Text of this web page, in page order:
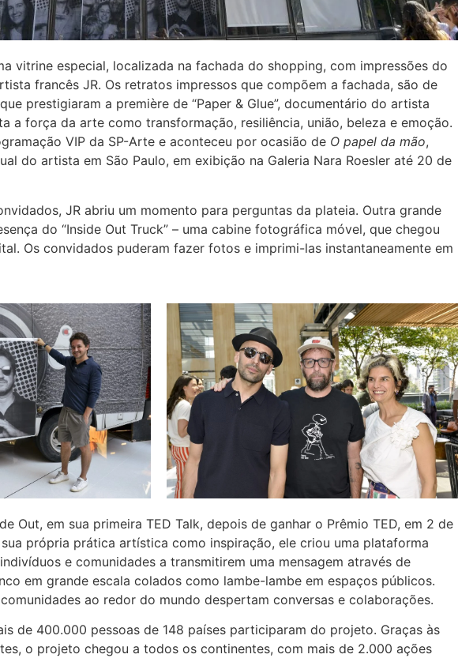
vitrine especial, localizada na fachada do shopping, com impressões do
francês JR. Os retratos impressos que compõem a fachada, são de
prestigiaram a première de “Paper & Glue”, documentário do artista
a força da arte como transformação, resiliência, união, beleza e emoção.
VIP da SP-Arte e aconteceu por ocasião de O papel da mão,
do artista em São Paulo, em exibição na Galeria Nara Roesler até 20 de
JR abriu um momento para perguntas da plateia. Outra grande
do “Inside Out Truck” – uma cabine fotográfica móvel, que chegou
Os convidados puderam fazer fotos e imprimi-las instantaneamente em
Out, em sua primeira TED Talk, depois de ganhar o Prêmio TED, em 2 de
sua própria prática artística como inspiração, ele criou uma plataforma
e comunidades a transmitirem uma mensagem através de
em grande escala colados como lambe-lambe em espaços públicos.
comunidades ao redor do mundo despertam conversas e colaborações.
de 400.000 pessoas de 148 países participaram do projeto. Graças às
o projeto chegou a todos os continentes, com mais de 2.000 ações